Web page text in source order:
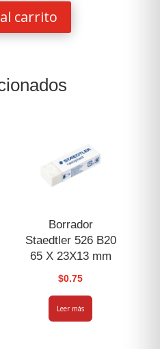
carrito
Borrador
Staedtler 526 B20
65 X 23X13 mm
$0.75
Leer más